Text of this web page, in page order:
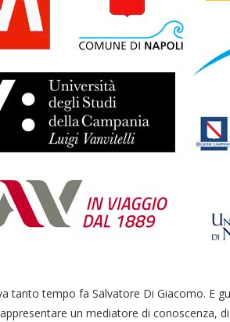
tanto tempo fa Salvatore Di Giacomo. E
un mediatore di conoscenza,